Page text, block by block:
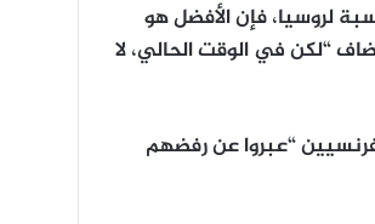
لروسيا، فإن الأفضل هو
“لكن في الوقت الحالي، لا
“عبروا عن رفضهم